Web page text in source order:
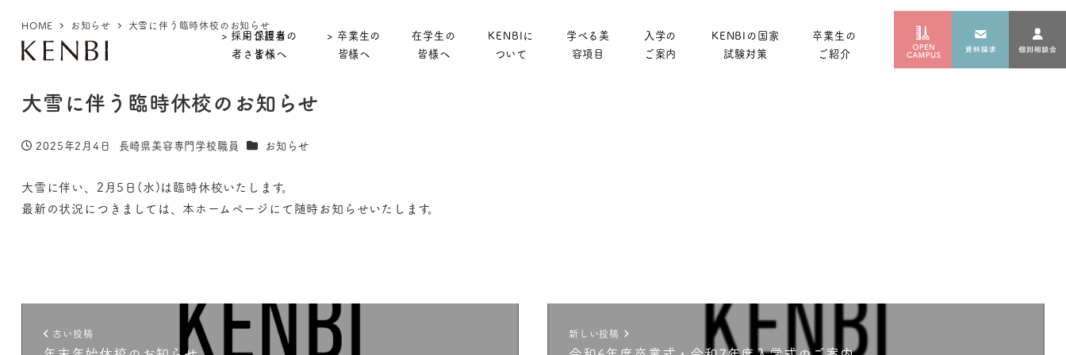
> 採用ご担当
者さまへ
> 保護者の
皆様へ
> 卒業生の
皆様へ
在学生の
皆様へ
KENBIに
ついて
学べる美
容項目
入学の
ご案内
KENBIの国家
試験対策
卒業生の
ご紹介
HOME お知らせ 大雪に伴う臨時休校のお知らせ
大雪に伴う臨時休校のお知らせ
投稿日
2025年2月4日
著
長崎県美容専門学校職員 カテゴリー
お知らせ
大雪に伴い、2月5日(水)は臨時休校いたします。
最新の状況につきましては、本ホームページにて随時お知らせいたします。
古い投稿 新しい投稿